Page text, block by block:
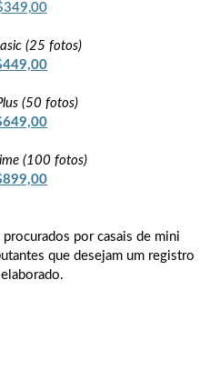
(25 fotos)
(50 fotos)
(100 fotos)
por casais de mini
que desejam um registro